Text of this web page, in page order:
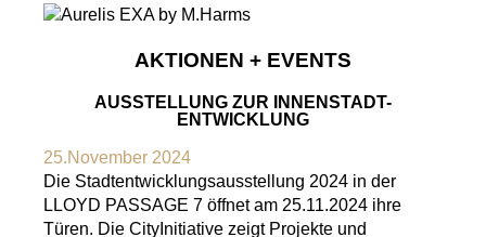
AKTIONEN + EVENTS
AUSSTELLUNG ZUR INNENSTADT-
ENTWICKLUNG
25.November 2024
Die Stadtentwicklungsausstellung 2024 in der
LLOYD PASSAGE 7 öffnet am 25.11.2024 ihre
Türen. Die CityInitiative zeigt Projekte und